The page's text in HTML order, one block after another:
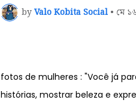
byValo Kobita Social • মে
fotos de mulheres : "Você já
histórias, mostrar beleza e